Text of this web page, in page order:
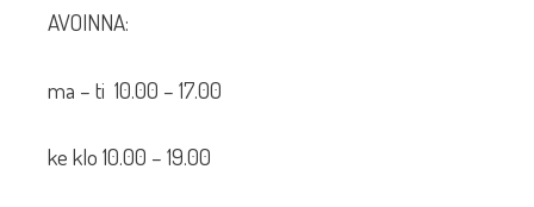
AVOINNA:
ma – ti 10.00 – 17.00
ke klo 10.00 – 19.00